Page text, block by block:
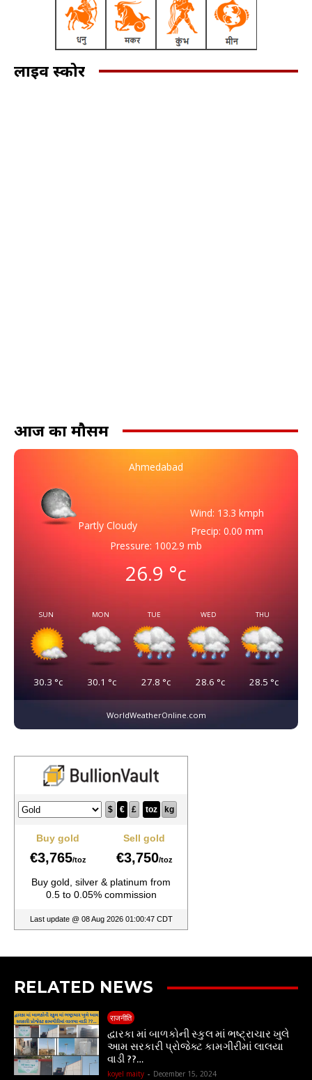
लाइव स्कोर
आज का मौसम
Ahmedabad
Partly Cloudy
Wind: 13.3 kmph
Precip: 0.00 mm
Pressure: 1002.9 mb
26.9 °c
SUN
30.3 °c
MON
30.1 °c
TUE
27.8 °c
WED
28.6 °c
THU
28.5 °c
WorldWeatherOnline.com
RELATED NEWS
राजनीति
દ્વારકા માં બાળકોની સ્કુલ માં ભષ્ટ્રાચાર ખુલે
આમ સરકારી પ્રોજેક્ટ કામગીરીમાં લાલયા
વાડી ??…
koyel maity - December 15, 2024